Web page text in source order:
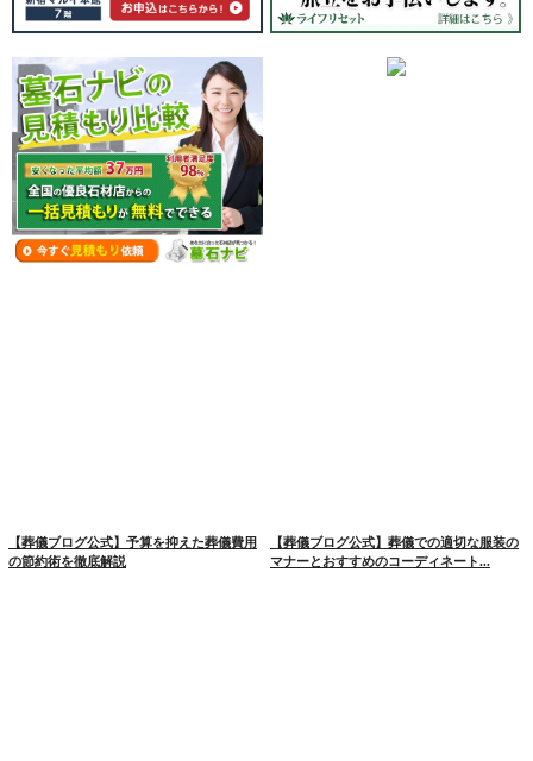
【葬儀ブログ公式】予算を抑えた葬儀費用
の節約術を徹底解説
【葬儀ブログ公式】葬儀での適切な服装の
マナーとおすすめのコーディネート...